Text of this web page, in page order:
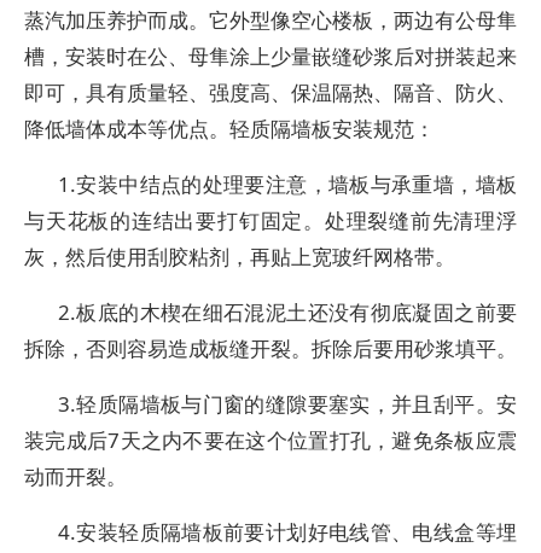
蒸汽加压养护而成。它外型像空心楼板，两边有公母隼
槽，安装时在公、母隼涂上少量嵌缝砂浆后对拼装起来
即可，具有质量轻、强度高、保温隔热、隔音、防火、
降低墙体成本等优点。轻质隔墙板安装规范：
1.安装中结点的处理要注意，墙板与承重墙，墙板
与天花板的连结出要打钉固定。处理裂缝前先清理浮
灰，然后使用刮胶粘剂，再贴上宽玻纤网格带。
2.板底的木楔在细石混泥土还没有彻底凝固之前要
拆除，否则容易造成板缝开裂。拆除后要用砂浆填平。
3.轻质隔墙板与门窗的缝隙要塞实，并且刮平。安
装完成后7天之内不要在这个位置打孔，避免条板应震
动而开裂。
4.安装轻质隔墙板前要计划好电线管、电线盒等埋